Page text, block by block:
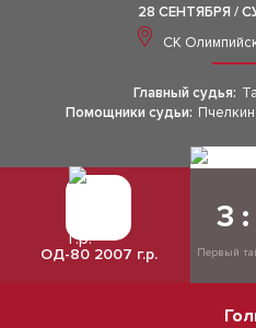
28 СЕНТЯБРЯ /
СК
Главный судья:
Помощники судьи:
ОД-80 2007 г.р.
3
Первый